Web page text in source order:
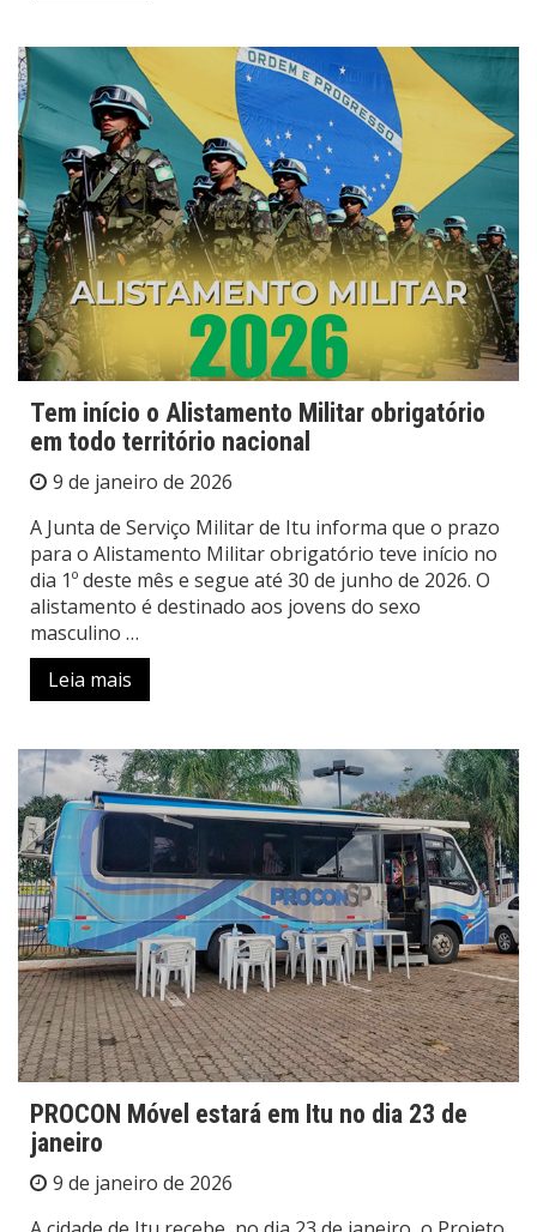
Tem início o Alistamento Militar obrigatório
em todo território nacional
9 de janeiro de 2026
A Junta de Serviço Militar de Itu informa que o prazo
para o Alistamento Militar obrigatório teve início no
dia 1º deste mês e segue até 30 de junho de 2026. O
alistamento é destinado aos jovens do sexo
masculino …
Leia mais
PROCON Móvel estará em Itu no dia 23 de
janeiro
9 de janeiro de 2026